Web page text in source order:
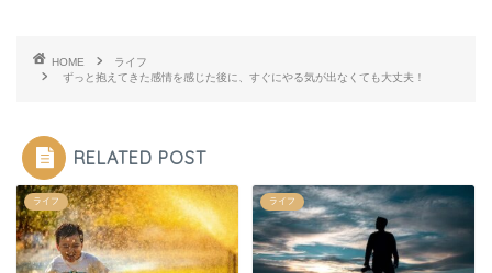
HOME
ライフ
ずっと抱えてきた感情を感じた後に、すぐにやる気が出なくても大丈夫！
RELATED POST
ライフ ライフ